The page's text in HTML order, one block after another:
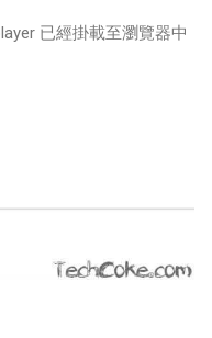
已經掛載至瀏覽器中